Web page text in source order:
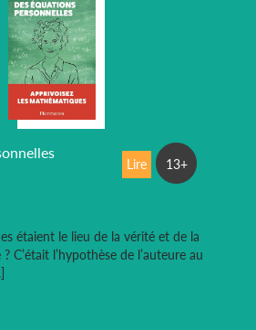
étaient le lieu de la vérité et de la
C’était l’hypothèse de l’auteure au
Lire 13+